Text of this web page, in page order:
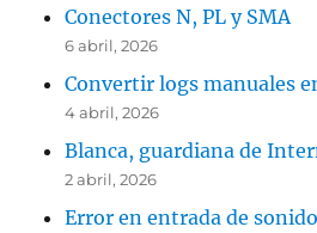
Conectores N, PL y SMA
6 abril, 2026
Convertir logs manuales
4 abril, 2026
Blanca, guardiana de
2 abril, 2026
Error en entrada de